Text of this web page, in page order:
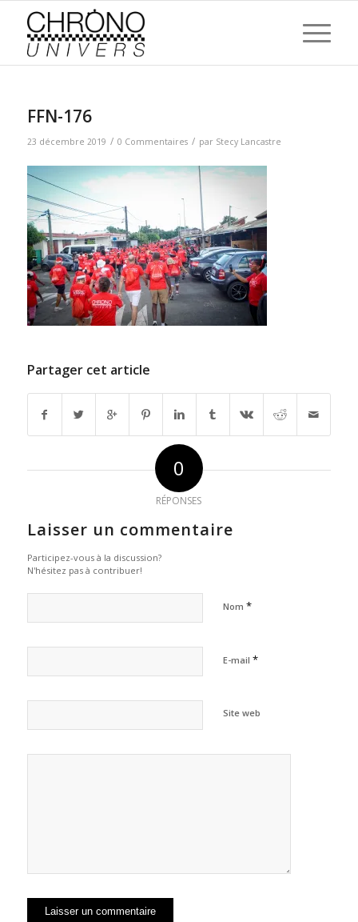
FFN-176
23 décembre 2019 / 0 Commentaires / par Stecy Lancastre
Partager cet article
0
RÉPONSES
Laisser un commentaire
Participez-vous à la discussion?
N'hésitez pas à contribuer!
Nom *
E-mail *
Site web